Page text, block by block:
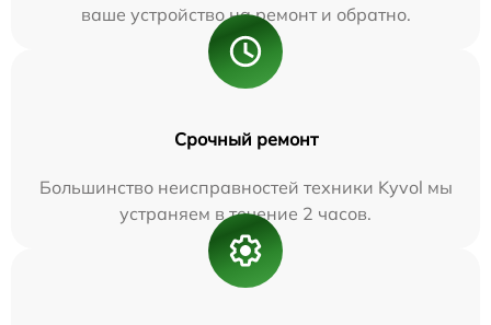
ваше устройство на ремонт и обратно.
Срочный ремонт
Большинство неисправностей техники Kyvol мы
устраняем в течение 2 часов.